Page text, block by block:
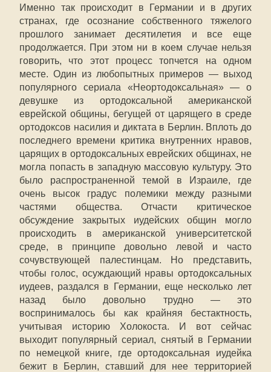
Именно так происходит в Германии и в других
странах, где осознание собственного тяжелого
прошлого занимает десятилетия и все еще
продолжается. При этом ни в коем случае нельзя
говорить, что этот процесс топчется на одном
месте. Один из любопытных примеров — выход
популярного сериала «Неортодоксальная» — о
девушке из ортодоксальной американской
еврейской общины, бегущей от царящего в среде
ортодоксов насилия и диктата в Берлин. Вплоть до
последнего времени критика внутренних нравов,
царящих в ортодоксальных еврейских общинах, не
могла попасть в западную массовую культуру. Это
было распространенной темой в Израиле, где
очень высок градус полемики между разными
частями общества. Отчасти критическое
обсуждение закрытых иудейских общин могло
происходить в американской университетской
среде, в принципе довольно левой и часто
сочувствующей палестинцам. Но представить,
чтобы голос, осуждающий нравы ортодоксальных
иудеев, раздался в Германии, еще несколько лет
назад было довольно трудно — это
воспринималось бы как крайняя бестактность,
учитывая историю Холокоста. И вот сейчас
выходит популярный сериал, снятый в Германии
по немецкой книге, где ортодоксальная иудейка
бежит в Берлин, ставший для нее территорией